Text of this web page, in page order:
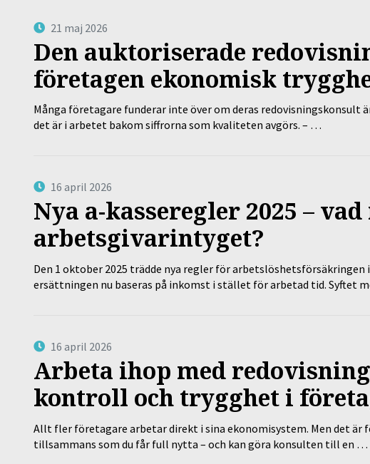
21 maj 2026
Den auktoriserade
företagen ekonomisk
Många företagare funderar inte över om deras redovisningskonsult
det är i arbetet bakom siffrorna som kvaliteten avgörs. – …
16 april 2026
Nya a-kasseregler 2025 –
arbetsgivarintyget?
Den 1 oktober 2025 trädde nya regler för
ersättningen nu baseras på inkomst i stället för arbetad tid. Syftet
16 april 2026
Arbeta ihop med
kontroll och trygghet i
Allt fler företagare arbetar direkt i sina ekonomisystem. Men det är
tillsammans som du får full nytta – och kan göra konsulten till en …